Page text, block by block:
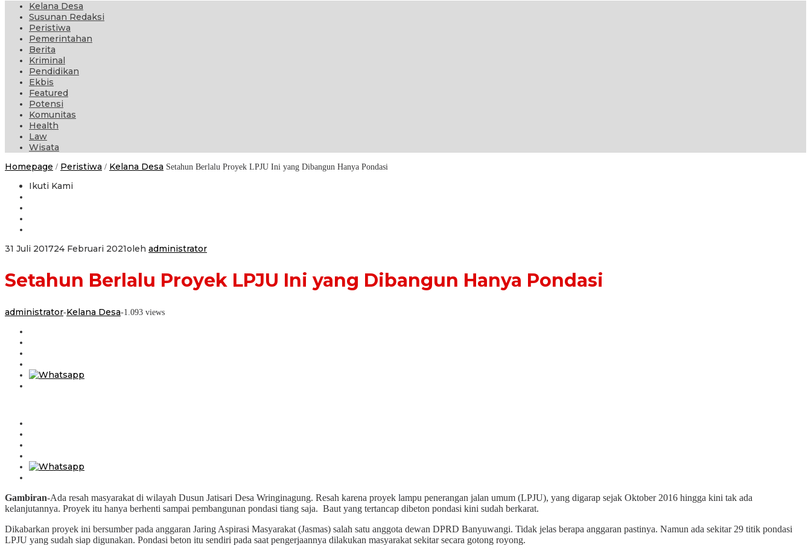
Kelana Desa
Susunan Redaksi
Peristiwa
Pemerintahan
Berita
Kriminal
Pendidikan
Ekbis
Featured
Potensi
Komunitas
Health
Law
Wisata
Homepage / Peristiwa / Kelana Desa Setahun Berlalu Proyek LPJU Ini yang Dibangun Hanya Pondasi
Ikuti Kami
31 Juli 201724 Februari 2021oleh administrator
Setahun Berlalu Proyek LPJU Ini yang Dibangun Hanya Pondasi
administrator-Kelana Desa-1.093 views
Gambiran-Ada resah masyarakat di wilayah Dusun Jatisari Desa Wringinagung. Resah karena proyek lampu penerangan jalan umum (LPJU), yang digarap sejak Oktober 2016 hingga kini tak ada
kelanjutannya. Proyek itu hanya berhenti sampai pembangunan pondasi tiang saja. Baut yang tertancap dibeton pondasi kini sudah berkarat.
Dikabarkan proyek ini bersumber pada anggaran Jaring Aspirasi Masyarakat (Jasmas) salah satu anggota dewan DPRD Banyuwangi. Tidak jelas berapa anggaran pastinya. Namun ada sekitar 29 titik pondasi
LPJU yang sudah siap digunakan. Pondasi beton itu sendiri pada saat pengerjaannya dilakukan masyarakat sekitar secara gotong royong.